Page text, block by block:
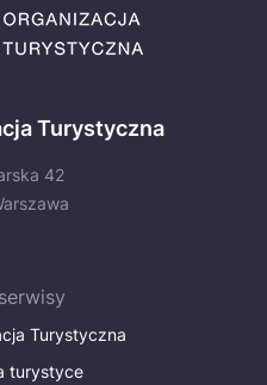
Turystyczna
42
Turystyczna
turystyce